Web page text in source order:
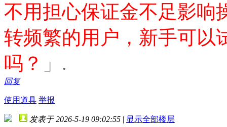
不用担心保证金不足影响
转频繁的用户，新手可以
吗？ 」.
回复
使用道具 举报
发表于 2026-5-19 09:02:55 | 显示全部楼层